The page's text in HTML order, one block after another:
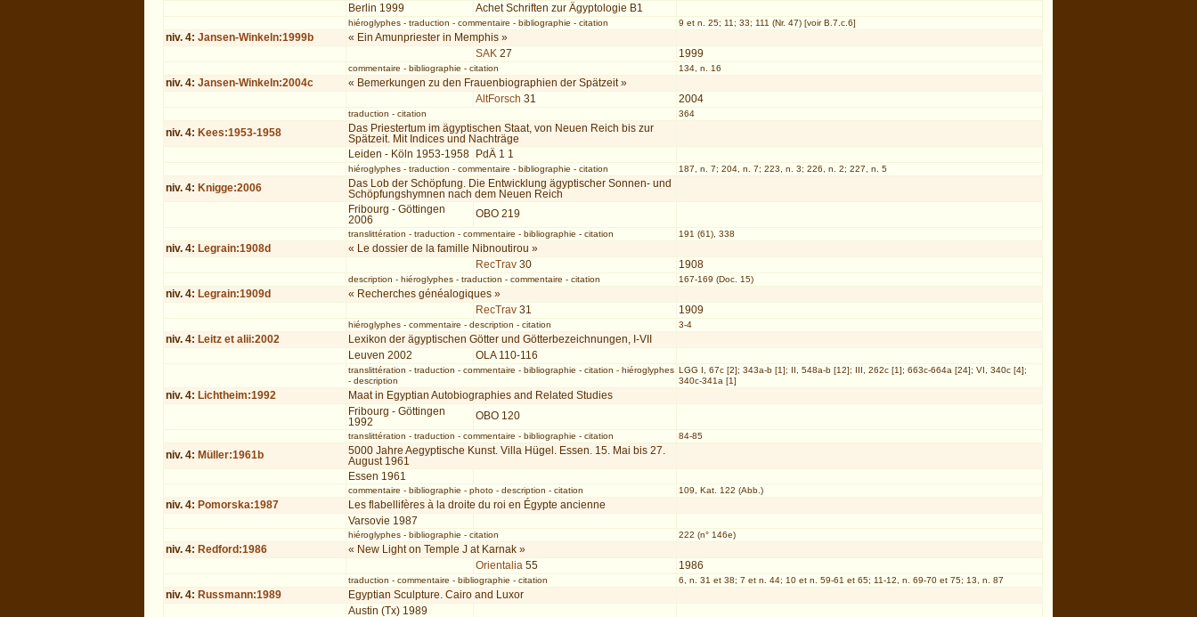
Berlin 1999
Achet Schriften zur Ägyptologie B1
hiéroglyphes- traduction - commentaire - bibliographie - citation 9 et n. 25; 11; 33; 111 (Nr. 47) [voir B.7.c.6]
niv. 4:Jansen-Winkeln:1999b
« Ein Amunpriester in Memphis »
SAK 27 1999
commentaire - bibliographie - citation 134, n. 16
niv. 4:Jansen-Winkeln:2004c
« Bemerkungen zu den Frauenbiographien der Spätzeit »
AltForsch 31 2004
traduction - citation 364
niv. 4: Kees:1953-1958
Das Priestertum im ägyptischen Staat, von Neuen Reich bis zur
Spätzeit. Mit Indices und Nachträge
Leiden - Köln 1953-1958
PdÄ 1 1
hiéroglyphes- traduction - commentaire - bibliographie - citation 187, n. 7; 204, n. 7; 223, n. 3; 226, n. 2; 227, n. 5
niv. 4: Knigge:2006
Das Lob der Schöpfung. Die Entwicklung ägyptischer Sonnen- und
Schöpfungshymnen nach dem Neuen Reich
Fribourg - Göttingen
2006
OBO 219
translittération - traduction - commentaire - bibliographie - citation 191 (61), 338
niv. 4: Legrain:1908d
« Le dossier de la famille Nibnoutirou »
RecTrav 30 1908
description - hiéroglyphes- traduction - commentaire - citation 167-169 (Doc. 15)
niv. 4: Legrain:1909d
« Recherches généalogiques »
RecTrav 31 1909
hiéroglyphes- commentaire - description - citation 3-4
niv. 4: Leitz et alii:2002
Lexikon der ägyptischen Götter und Götterbezeichnungen, I-VII
Leuven 2002
OLA 110-116
translittération - traduction - commentaire - bibliographie - citation - hiéroglyphes
- description
LGG I, 67c [2]; 343a-b [1]; II, 548a-b [12]; III, 262c [1]; 663c-664a [24]; VI, 340c [4];
340c-341a [1]
niv. 4: Lichtheim:1992
Maat in Egyptian Autobiographies and Related Studies
Fribourg - Göttingen
1992
OBO 120
translittération - traduction - commentaire - bibliographie - citation 84-85
niv. 4: Müller:1961b
5000 Jahre Aegyptische Kunst. Villa Hügel. Essen. 15. Mai bis 27.
August 1961
Essen 1961
commentaire - bibliographie - photo- description - citation 109, Kat. 122 (Abb.)
niv. 4: Pomorska:1987
Les flabellifères à la droite du roi en Égypte ancienne
Varsovie 1987
hiéroglyphes- bibliographie - citation 222 (n° 146e)
niv. 4: Redford:1986
« New Light on Temple J at Karnak »
Orientalia 55 1986
traduction - commentaire - bibliographie - citation 6, n. 31 et 38; 7 et n. 44; 10 et n. 59-61 et 65; 11-12, n. 69-70 et 75; 13, n. 87
niv. 4: Russmann:1989
Egyptian Sculpture. Cairo and Luxor
Austin (Tx) 1989